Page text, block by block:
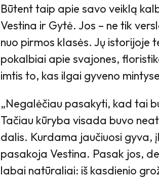
Būtent taip apie savo veiklą
Vestina ir Gytė. Jos – ne tik
nuo pirmos klasės. Jų istorijoje
pokalbiai apie svajones,
imtis to, kas ilgai gyveno
„Negalėčiau pasakyti, kad tai
Tačiau kūryba visada buvo
dalis. Kurdama jaučiuosi gyva,
pasakoja Vestina. Pasak jos,
labai natūraliai: iš kasdienio